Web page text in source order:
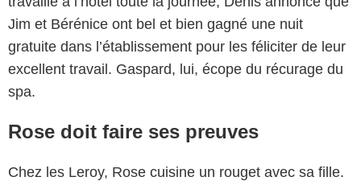
Jim et Bérénice ont bel et bien gagné une nuit
gratuite dans l’établissement pour les féliciter de leur
excellent travail. Gaspard, lui, écope du récurage du
spa.
Rose doit faire ses preuves
Chez les Leroy, Rose cuisine un rouget avec sa fille.